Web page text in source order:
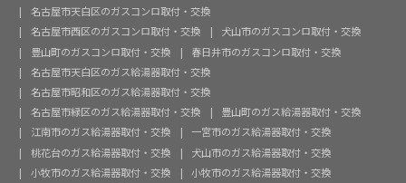
名古屋市天白区のガスコンロ取付・交換
名古屋市西区のガスコンロ取付・交換
犬山市のガスコンロ取付・交換
豊山町のガスコンロ取付・交換
春日井市のガスコンロ取付・交換
名古屋市天白区のガス給湯器取付・交換
名古屋市昭和区のガス給湯器取付・交換
名古屋市緑区のガス給湯器取付・交換
豊山町のガス給湯器取付・交換
江南市のガス給湯器取付・交換
一宮市のガス給湯器取付・交換
桃花台のガス給湯器取付・交換
犬山市のガス給湯器取付・交換
小牧市のガス給湯器取付・交換
小牧市のガス給湯器取付・交換